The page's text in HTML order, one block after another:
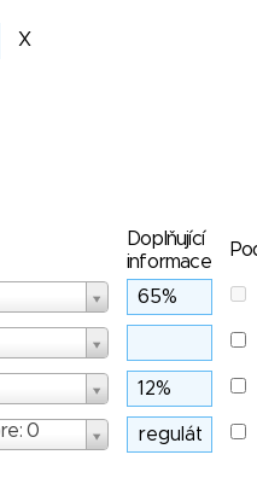
X
Doplňující
informace
0